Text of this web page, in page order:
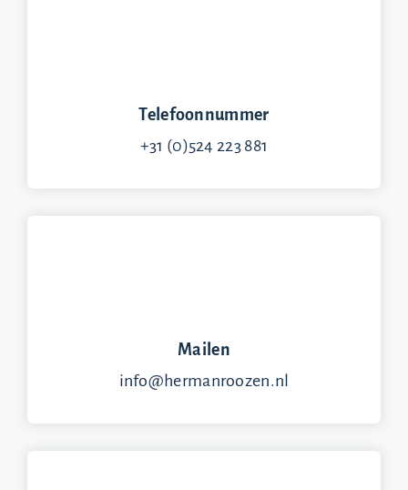
Telefoonnummer
+31 (0)524 223 881
Mailen
info@hermanroozen.nl